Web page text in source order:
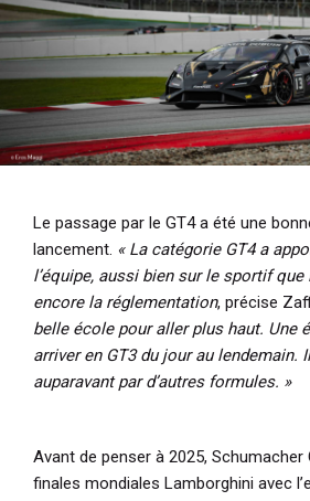
Le passage par le GT4 a été une
lancement. « La catégorie GT4 a
l’équipe, aussi bien sur le sportif
encore la réglementation, précise
belle école pour aller plus haut. Une
arriver en GT3 du jour au lendemain.
auparavant par d’autres formules. »
Avant de penser à 2025, Schumacher
finales mondiales Lamborghini avec